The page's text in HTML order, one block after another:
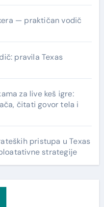
— praktičan vodič
pravila Texas
za live keš igre:
čitati govor tela i
pristupa u Texas
strategije